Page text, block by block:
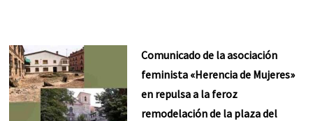
Comunicado de la asociación
feminista «Herencia de Mujeres»
en repulsa a la feroz
remodelación de la plaza del